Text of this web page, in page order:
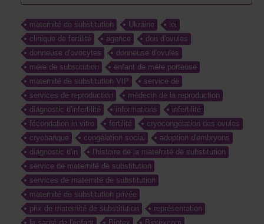
maternité de substitution Ukraine
loi
clinique de fertilité
agence
don d'ovules
donneuse d'ovocytes
donneuse d'ovules
mère de substitution
enfant de mère porteuse
maternité de substitution VIP
service de
services de reproduction
médecin de la reproduction
diagnostic d'infertilité
informations
infertilité
fécondation in vitro
fertilité
cryocongélation des ovules
cryobanque
congélation social
adoption d'embryons
diagnostic d'in
l'histoire de la maternité de substitution
service de maternité de substitution
services de maternité de substitution
maternité de substitution privée
prix de maternité de substitution
représentation